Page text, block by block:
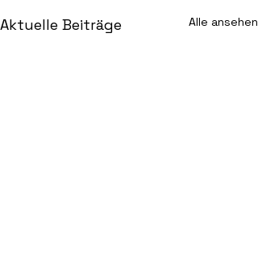
Aktuelle Beiträge Alle ansehen